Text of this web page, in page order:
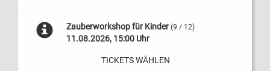
Zauberworkshop für Kinder (9 / 12)
11.08.2026, 15:00 Uhr
TICKETS WÄHLEN